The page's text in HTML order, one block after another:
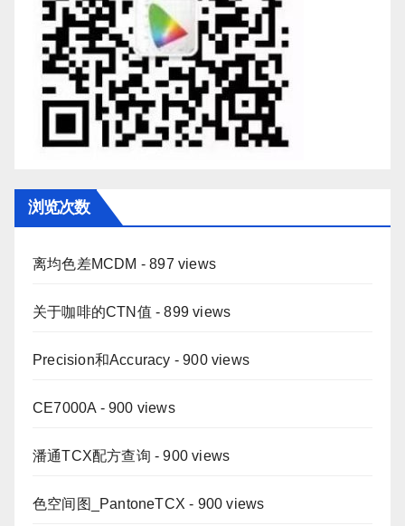
浏览次数
离均色差MCDM - 897 views
关于咖啡的CTN值 - 899 views
Precision和Accuracy - 900 views
CE7000A - 900 views
潘通TCX配方查询 - 900 views
色空间图_PantoneTCX - 900 views